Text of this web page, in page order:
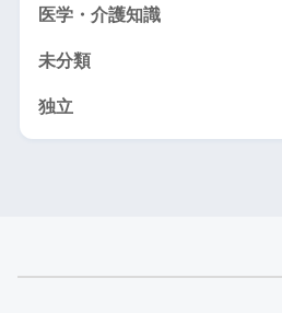
医学・介護知識
未分類
独立